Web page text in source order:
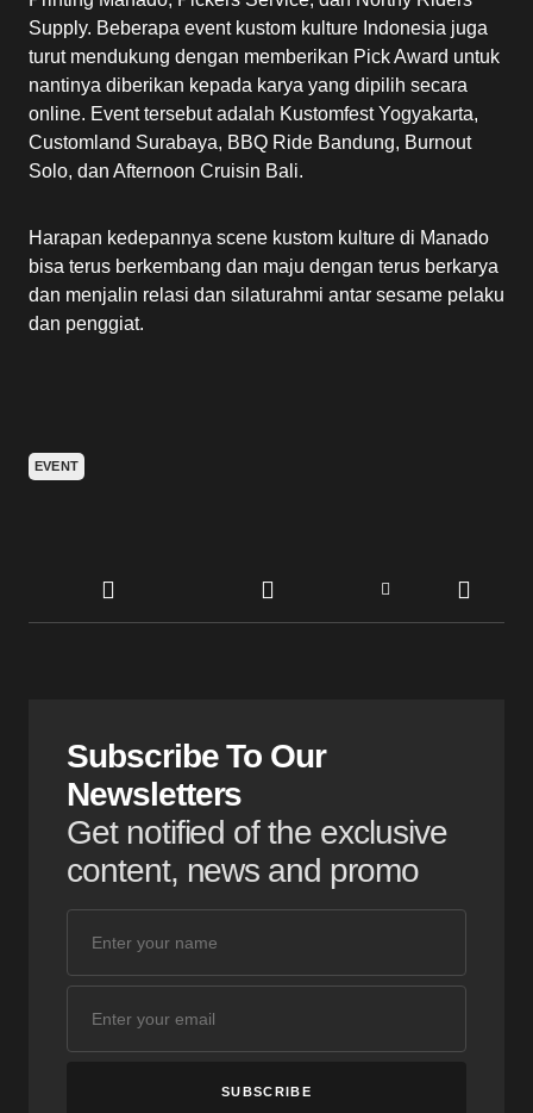
Supply. Beberapa event kustom kulture Indonesia juga
turut mendukung dengan memberikan Pick Award untuk
nantinya diberikan kepada karya yang dipilih secara
online. Event tersebut adalah Kustomfest Yogyakarta,
Customland Surabaya, BBQ Ride Bandung, Burnout
Solo, dan Afternoon Cruisin Bali.
Harapan kedepannya scene kustom kulture di Manado
bisa terus berkembang dan maju dengan terus berkarya
dan menjalin relasi dan silaturahmi antar sesame pelaku
dan penggiat.
EVENT
Subscribe To Our
Newsletters
Get notified of the exclusive
content, news and promo
SUBSCRIBE